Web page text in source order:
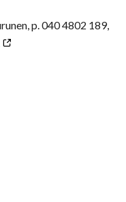
p. 040 4802 189,